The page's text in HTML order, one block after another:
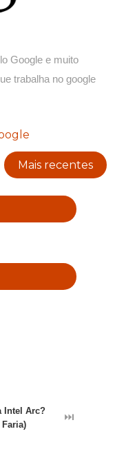
Google e muito
trabalha no google
Mais recentes
Intel Arc?
⏭